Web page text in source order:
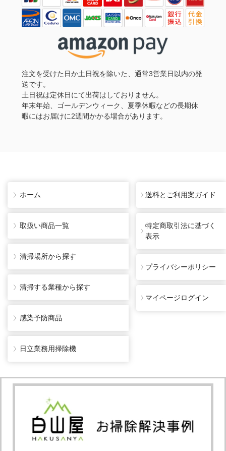
注文を受けた日か土日祝を除いた、通常3営業日以内の発
送です。
土日祝は定休日にて出荷はしておりません。
年末年始、ゴールデンウィーク、夏季休暇などの長期休
暇にはお届けに2週間かかる場合があります。
ホーム
取扱い商品一覧
清掃場所から探す
清掃する業種から探す
感染予防商品
日立業務用掃除機
送料とご利用案ガイド
特定商取引法に基づく
表示
プライバシーポリシー
マイページログイン